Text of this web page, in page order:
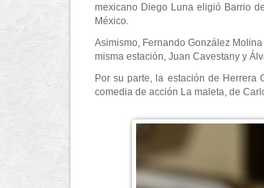
mexicano Diego Luna eligió Barrio
México.
Asimismo, Fernando González
misma estación, Juan Cavestany y
Por su parte, la estación de
comedia de acción La maleta, de